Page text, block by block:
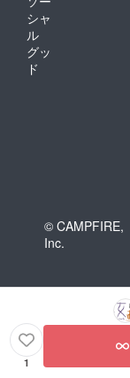
シャ
ル
グッ
ド
© CAMPFIRE,
Inc.
1